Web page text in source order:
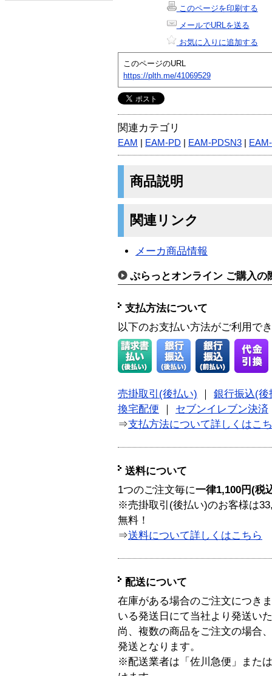
このページを印刷する
メールでURLを送る
お気に入りに追加する
このページのURL
https://plth.me/41069529
関連カテゴリ
EAM EAM-PD EAM-PDSN3
商品説明
関連リンク
メーカ商品情報
ぷらっとオンライン ご購入の
支払方法について
以下のお支払い方法がご利用で
売掛取引(後払い)
銀行振込(後
換宅配便
セブンイレブン決済
⇒支払方法について詳しくはこ
送料について
1つのご注文毎に一律1,100円(税
※売掛取引(後払い)のお客様は
無料！
⇒送料について詳しくはこちら
配送について
在庫がある場合のご注文につき
いる発送日にて当社より発送い
尚、複数の商品をご注文の場合
発送となります。
※配送業者は「佐川急便」また